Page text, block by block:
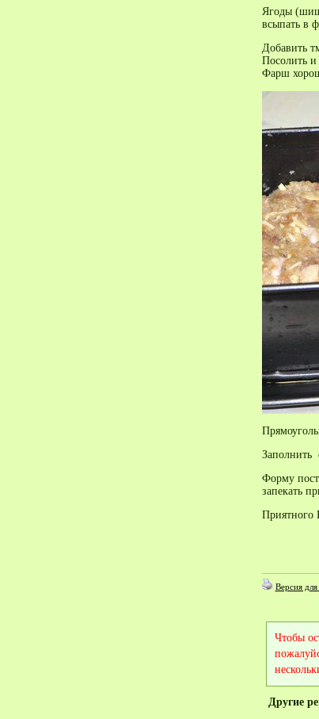
Ягоды
всыпать в
Добавить
Посолить
Фарш
Форму
запекать
Приятного
Версия для
Чтобы
Другие